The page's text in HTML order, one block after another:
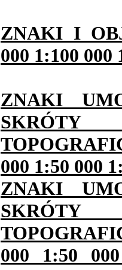
ZNAKI I
000 1:100 000
ZNAKI
000 1:50 000
ZNAKI
000 1:50